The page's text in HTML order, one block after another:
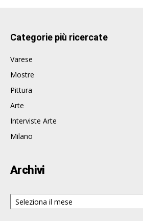
Categorie più ricercate
Varese
Mostre
Pittura
Arte
Interviste Arte
Milano
Archivi
Archivi